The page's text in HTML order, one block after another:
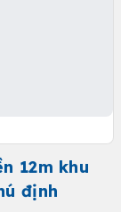
12m khu
định